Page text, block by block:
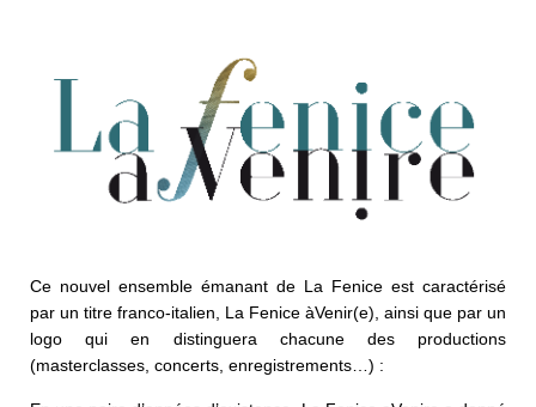
Ce nouvel ensemble émanant de La Fenice est caractérisé
par un titre franco-italien, La Fenice àVenir(e), ainsi que par un
logo qui en distinguera chacune des productions
(masterclasses, concerts, enregistrements…) :